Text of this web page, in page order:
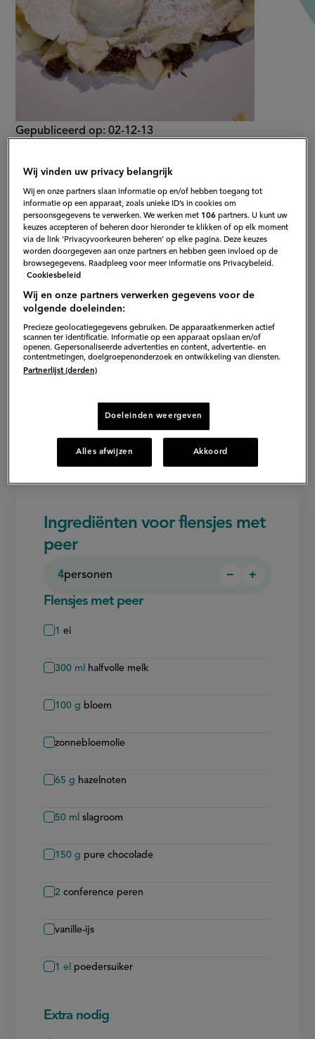
Gepubliceerd op: 02-12-13
Ingrediënten voor flensjes met
peer
4personen
Persoon
−
Persoon
+
Flensjes met peer
1 ei
300 ml halfvolle melk
100 g bloem
zonnebloemolie
65 g hazelnoten
50 ml slagroom
150 g pure chocolade
2 conference peren
vanille-ijs
1 el poedersuiker
Extra nodig
Wij vinden uw privacy belangrijk
Wij en onze partners slaan informatie op en/of hebben toegang tot
informatie op een apparaat, zoals unieke ID’s in cookies om
persoonsgegevens te verwerken. We werken met 106 partners. U kunt uw
keuzes accepteren of beheren door hieronder te klikken of op elk moment
via de link ‘Privacyvoorkeuren beheren’ op elke pagina. Deze keuzes
worden doorgegeven aan onze partners en hebben geen invloed op de
browsegegevens. Raadpleeg voor meer informatie ons Privacybeleid.
Cookiesbeleid
Wij en onze partners verwerken gegevens voor de
volgende doeleinden:
Precieze geolocatiegegevens gebruiken. De apparaatkenmerken actief
scannen ter identificatie. Informatie op een apparaat opslaan en/of
openen. Gepersonaliseerde advertenties en content, advertentie- en
contentmetingen, doelgroepenonderzoek en ontwikkeling van diensten.
Partnerlijst (derden)
Doeleinden weergeven
Alles afwijzen Akkoord